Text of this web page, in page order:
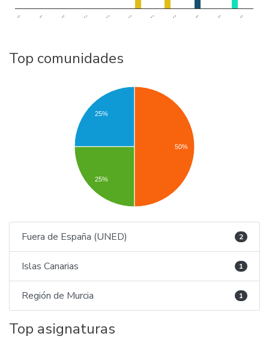
.. .. .. .. .. .. .. .. .. .. ..
Top comunidades
25%
25%
50%
Fuera de España (UNED) 2
Islas Canarias 1
Región de Murcia 1
Top asignaturas